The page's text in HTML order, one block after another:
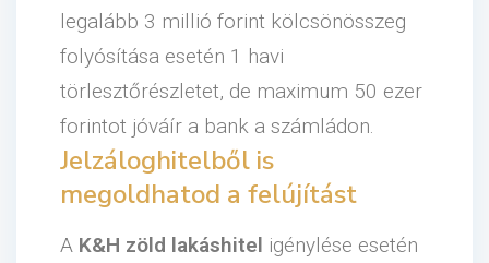
legalább 3 millió forint kölcsönösszeg
folyósítása esetén 1 havi
törlesztőrészletet, de maximum 50 ezer
forintot jóváír a bank a számládon.
Jelzáloghitelből is
megoldhatod a felújítást
A K&H zöld lakáshitel igénylése esetén